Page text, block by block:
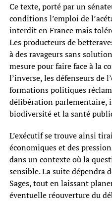
Ce texte, porté par un
conditions l’emploi de
interdit en France mais
Les producteurs de
à des ravageurs sans
mesure pour faire face à la
l’inverse, les défenseurs de
formations politiques
délibération parlementaire,
biodiversité et la santé
L’exécutif se trouve ainsi
économiques et des
dans un contexte où la
sensible. La suite dépendra
Sages, tout en laissant
éventuelle réouverture du